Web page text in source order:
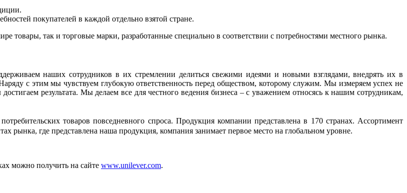
покупателей в каждой отдельно взятой стране.
товары, так и торговые марки, разработанные специально в соответствии с потребностями местного рынка.
наших сотрудников в их стремлении делиться свежими идеями и новыми взглядами, внедрять их в
с этим мы чувствуем глубокую ответственность перед обществом, которому служим. Мы измеряем успех не
результата. Мы делаем все для честного ведения бизнеса – с уважением относясь к нашим сотрудникам,
товаров повседневного спроса. Продукция компании представлена в 170 странах. Ассортимент
рынка, где представлена наша продукция, компания занимает первое место на глобальном уровне.
можно получить на сайте www.unilever.com.